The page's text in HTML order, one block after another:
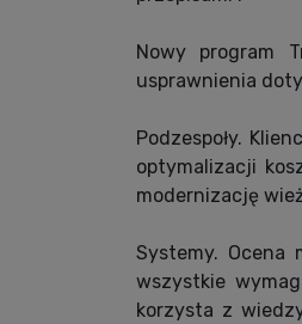
Nowy program
usprawnienia
Podzespoły.
optymalizacji
modernizację
Systemy. Ocena
wszystkie
korzysta z